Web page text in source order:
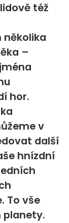
též
několika
–
hor.
v
další
hnízdní
To vše
planety.